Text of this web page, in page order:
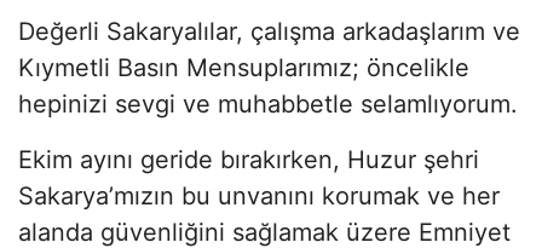
Değerli Sakaryalılar, çalışma arkadaşlarım ve
Kıymetli Basın Mensuplarımız; öncelikle
hepinizi sevgi ve muhabbetle selamlıyorum.
Ekim ayını geride bırakırken, Huzur şehri
Sakarya’mızın bu unvanını korumak ve her
alanda güvenliğini sağlamak üzere Emniyet